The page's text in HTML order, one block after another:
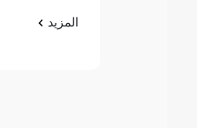
المزيد